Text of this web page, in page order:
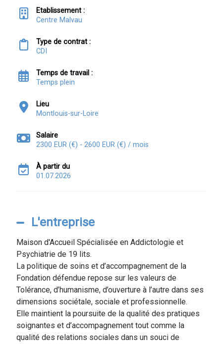
Etablissement :
Centre Malvau
Type de contrat :
CDI
Temps de travail :
Temps plein
Lieu
Montlouis-sur-Loire
Salaire
2300 EUR (€) - 2600 EUR (€) / mois
À partir du
01.07.2026
L'entreprise
Maison d'Accueil Spécialisée en Addictologie et
Psychiatrie de 19 lits.
La politique de soins et d’accompagnement de la
Fondation défendue repose sur les valeurs de
Tolérance, d’humanisme, d’ouverture à l’autre dans ses
dimensions sociétale, sociale et professionnelle.
Elle maintient la poursuite de la qualité des pratiques
soignantes et d’accompagnement tout comme la
qualité des relations sociales dans un souci de